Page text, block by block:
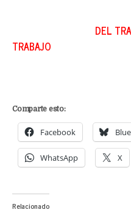
DEL
TRABAJO
Comparte esto:
Facebook
WhatsApp X
Relacionado